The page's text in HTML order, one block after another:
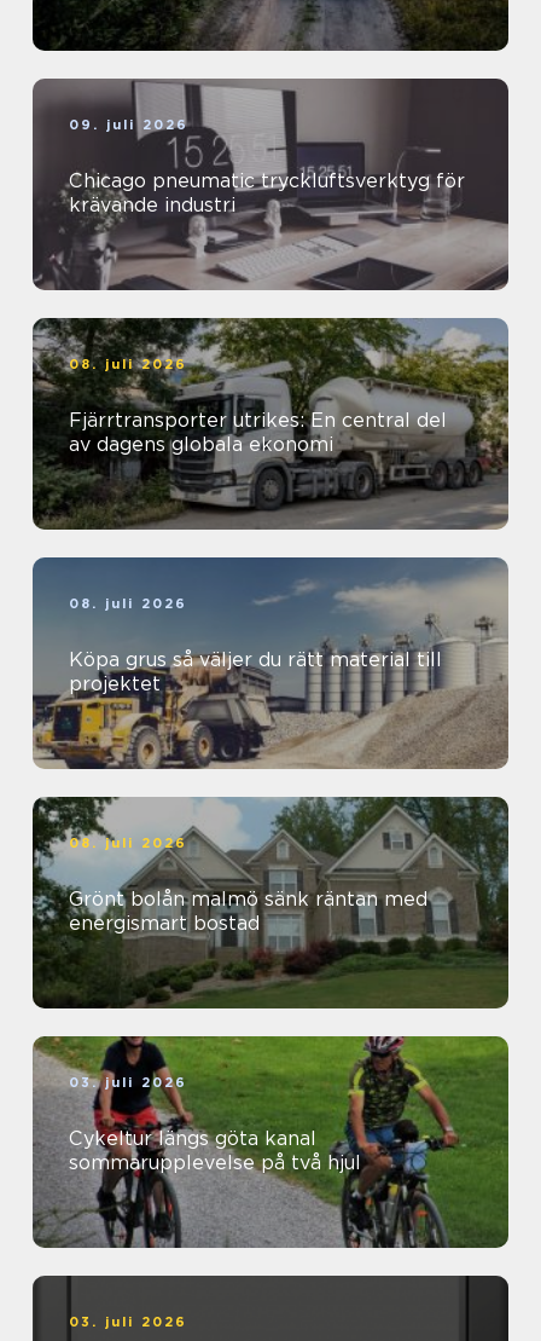
09. juli 2026
Chicago pneumatic tryckluftsverktyg för
krävande industri
08. juli 2026
Fjärrtransporter utrikes: En central del
av dagens globala ekonomi
08. juli 2026
Köpa grus så väljer du rätt material till
projektet
08. juli 2026
Grönt bolån malmö sänk räntan med
energismart bostad
03. juli 2026
Cykeltur längs göta kanal
sommarupplevelse på två hjul
03. juli 2026